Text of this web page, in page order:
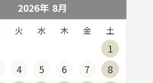
2026年 8月
火 水 木 金 土
1
4 5 6 7
8